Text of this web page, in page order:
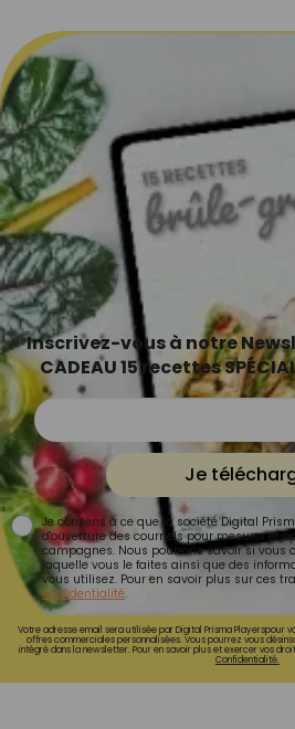
Inscrivez-vous à notre
CADEAU 15 recettes
Je
Je consens à ce que la société Digital
d'ouverture des courriels pour mesurer et
campagnes. Nous pourrons savoir si vous
laquelle vous le faites ainsi que des
vous utilisez. Pour en savoir plus sur ces
confidentialité.
Votre adresse email sera utilisée par Digital Prisma Playerspour
offres commerciales personnalisées. Vous pourrez vous
intégré dans la newsletter. Pour en savoir plus et exercer vos
Confidentialité.